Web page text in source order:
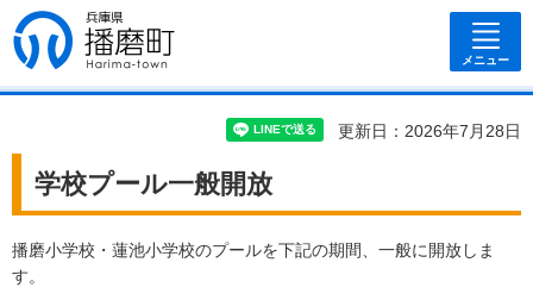
兵庫県 播磨
町
メニュー
更新日：2026年7月28日
学校プール一般開放
播磨小学校・蓮池小学校のプールを下記の期間、一般に開放しま
す。